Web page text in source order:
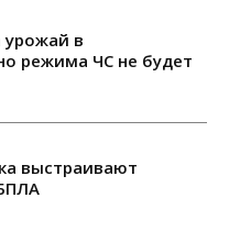
в
режима ЧС не будет
выстраивают